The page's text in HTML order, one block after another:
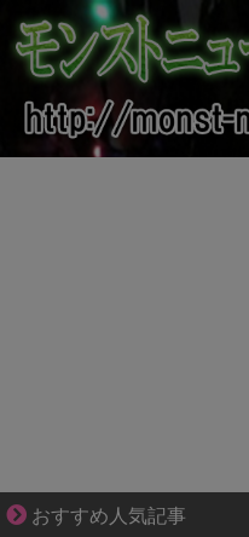
おすすめ人気記事
ずっと好き。俺はストーカー